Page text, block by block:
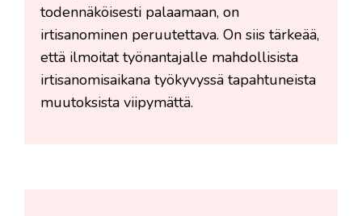
todennäköisesti palaamaan, on
irtisanominen peruutettava. On siis tärkeää,
että ilmoitat työnantajalle mahdollisista
irtisanomis­aikana työkyvyssä tapahtuneista
muutoksista viipymättä.